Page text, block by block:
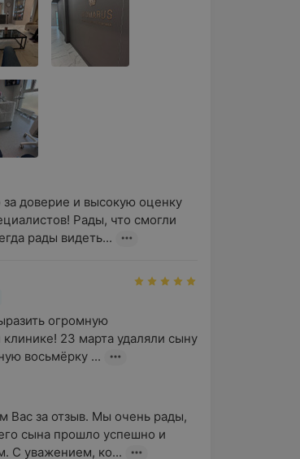
доверие и высокую оценку
Рады, что смогли
рады видеть...
огромную
23 марта удаляли сыну
восьмёрку ...
Вас за отзыв. Мы очень рады,
сына прошло успешно и
С уважением, ко...